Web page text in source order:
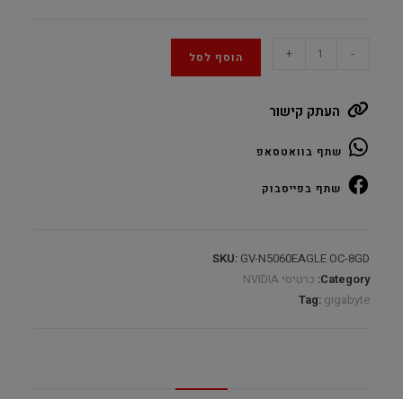
Gigabyte
EAGLE
OC
8GB
GDDR7
-
+ הוסף לסל
העתק קישור
שתף בוואטסאפ
שתף בפייסבוק
SKU: GV-N5060EAGLE OC-8GD
Category: כרטיסי NVIDIA
Tag: gigabyte